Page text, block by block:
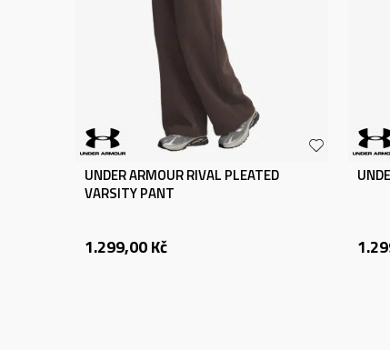
UNDER ARMOUR RIVAL PLEATED
VARSITY PANT
1.299,00Kč